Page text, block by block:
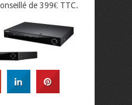
de 399€ TTC.